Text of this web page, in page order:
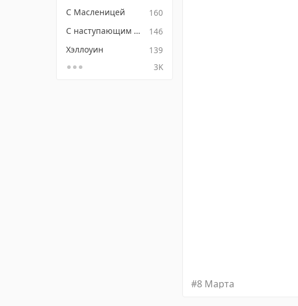
С Масленицей
160
С наступающим Новым годом
146
Хэллоуин
139
3K
#8 Марта